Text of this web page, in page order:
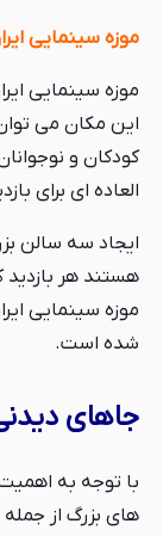
موزه سینمایی
موزه سینمایی
این مکان می توان
کودکان و
العاده ای برای
ایجاد سه سالن
هستند هر بازدید
موزه سینمایی
شده است.
جاهای
با توجه به
های بزرگ از